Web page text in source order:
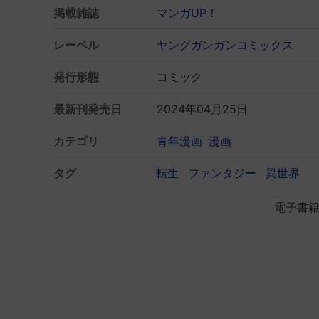
掲載雑誌 マンガUP！
レーベル ヤングガンガンコミックス
発行形態 コミック
最新刊発売日 2024年04月25日
カテゴリ 青年漫画 漫画
タグ 転生 ファンタジー 異世界
電子書